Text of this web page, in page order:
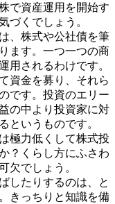
で資産運用を開始す
づくでしょう。
、株式や公社債を筆
ます。一つ一つの商
用されるわけです。
資金を募り、それら
です。投資のエリー
の中より投資家に対
というものです。
極力低くして株式投
？くらし方にふさわ
欠でしょう。
したりするのは、と
きっちりと知識を備